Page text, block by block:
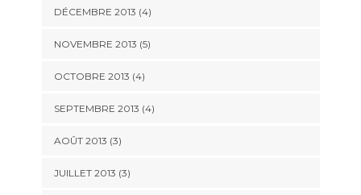
DÉCEMBRE 2013 (4)
NOVEMBRE 2013 (5)
OCTOBRE 2013 (4)
SEPTEMBRE 2013 (4)
AOÛT 2013 (3)
JUILLET 2013 (3)